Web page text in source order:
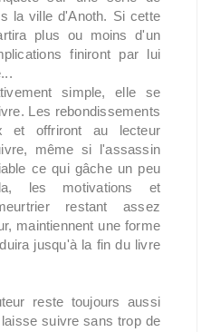
la ville d'Anoth. Si cette
plus ou moins d'un
finiront par lui
simple, elle se
Les rebondissements
et offriront au lecteur
même si l'assassin
ce qui gâche un peu
les motivations et
restant assez
maintiennent une forme
jusqu'à la fin du livre
reste toujours aussi
suivre sans trop de